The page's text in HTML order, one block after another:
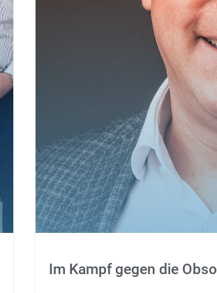
Im Kampf gegen die